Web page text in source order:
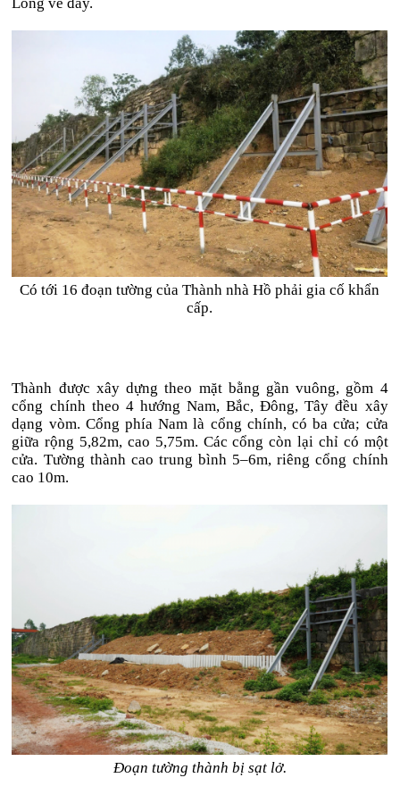
Có tới 16 đoạn tường của Thành nhà Hồ phải gia cố khẩn
cấp.
Thành được xây dựng theo mặt bằng gần vuông, gồm 4
cổng chính theo 4 hướng Nam, Bắc, Đông, Tây đều xây
dạng vòm. Cổng phía Nam là cổng chính, có ba cửa; cửa
giữa rộng 5,82m, cao 5,75m. Các cổng còn lại chỉ có một
cửa. Tường thành cao trung bình 5–6m, riêng cổng chính
cao 10m.
Đoạn tường thành bị sạt lở.